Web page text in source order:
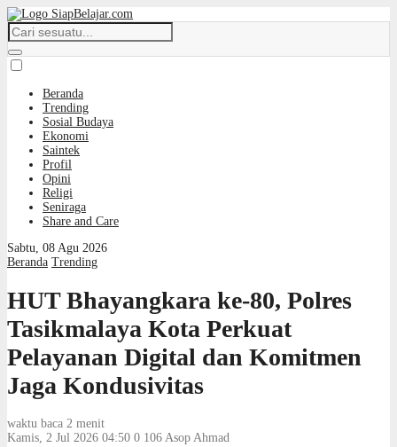
Beranda
Trending
Sosial Budaya
Ekonomi
Saintek
Profil
Opini
Religi
Seniraga
Share and Care
Sabtu, 08 Agu 2026
Beranda Trending
HUT Bhayangkara ke-80, Polres
Tasikmalaya Kota Perkuat
Pelayanan Digital dan Komitmen
Jaga Kondusivitas
waktu baca 2 menit
Kamis, 2 Jul 2026 04:50 0 106 Asop Ahmad